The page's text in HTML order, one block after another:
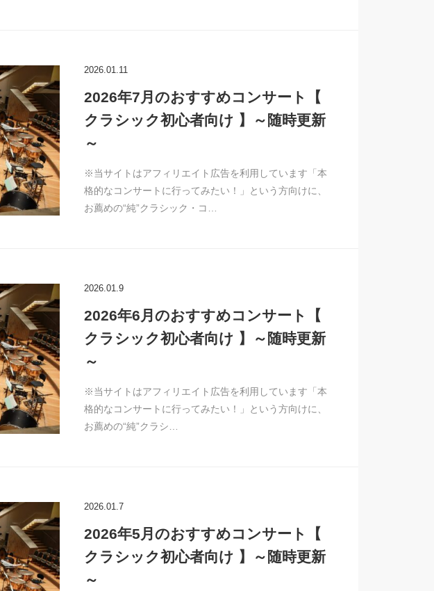
2026.01.11
2026年7月のおすすめコンサート【
クラシック初心者向け 】～随時更新
～
※当サイトはアフィリエイト広告を利用しています「本
格的なコンサートに行ってみたい！」という方向けに、
お薦めの“純”クラシック・コ…
2026.01.9
2026年6月のおすすめコンサート【
クラシック初心者向け 】～随時更新
～
※当サイトはアフィリエイト広告を利用しています「本
格的なコンサートに行ってみたい！」という方向けに、
お薦めの“純”クラシ…
2026.01.7
2026年5月のおすすめコンサート【
クラシック初心者向け 】～随時更新
～